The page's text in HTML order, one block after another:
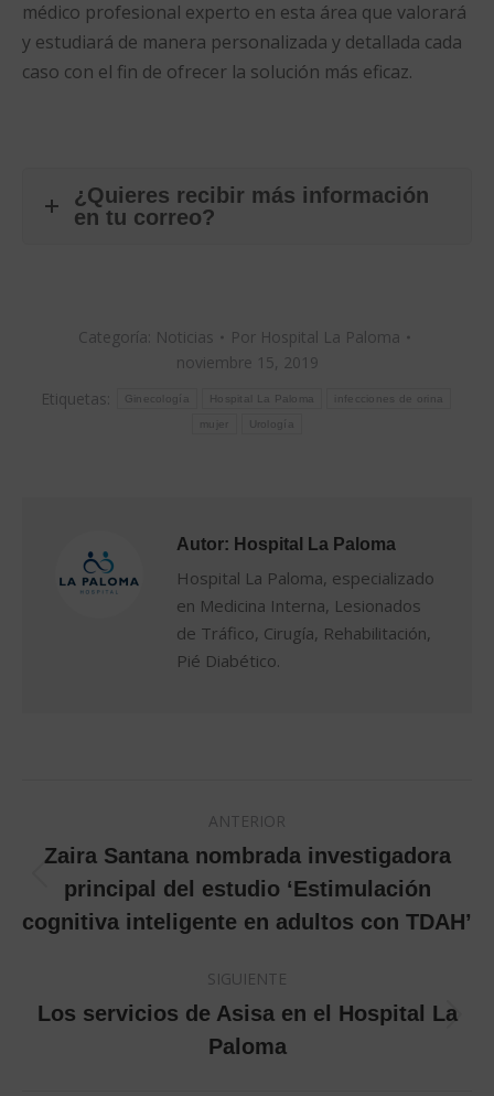
médico profesional experto en esta área que valorará
y estudiará de manera personalizada y detallada cada
caso con el fin de ofrecer la solución más eficaz.
¿Quieres recibir más información
en tu correo?
Categoría: Noticias Por Hospital La Paloma
noviembre 15, 2019
Etiquetas:
Ginecología Hospital La Paloma infecciones de orina
mujer Urología
Autor: Hospital La Paloma
Hospital La Paloma, especializado
en Medicina Interna, Lesionados
de Tráfico, Cirugía, Rehabilitación,
Pié Diabético.
entre
publicaciones
ANTERIOR
Publicación
anterior:
Zaira Santana nombrada investigadora
principal del estudio ‘Estimulación
cognitiva inteligente en adultos con TDAH’
SIGUIENTE
Publicación
siguiente:
Los servicios de Asisa en el Hospital La
Paloma